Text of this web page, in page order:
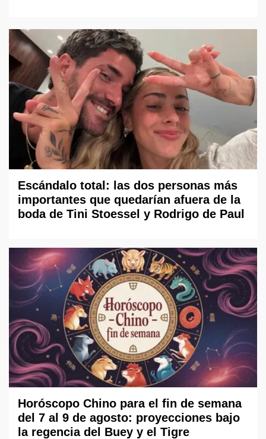
Escándalo total: las dos personas más
importantes que quedarían afuera de la
boda de Tini Stoessel y Rodrigo de Paul
Horóscopo Chino para el fin de semana
del 7 al 9 de agosto: proyecciones bajo
la regencia del Buey y el Tigre